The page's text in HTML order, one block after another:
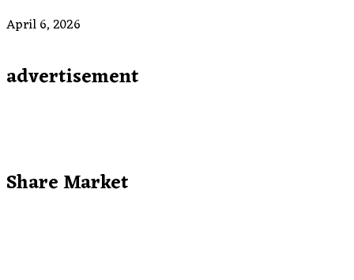
April 6, 2026
advertisement
Share Market